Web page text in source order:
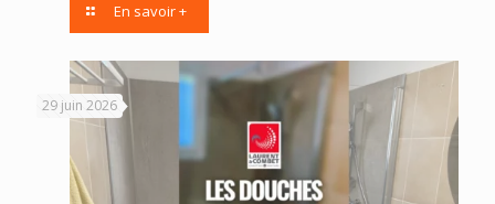
En savoir +
29 juin 2026